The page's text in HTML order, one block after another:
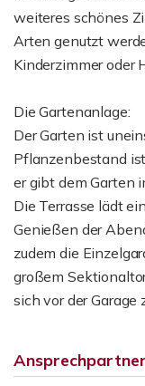
weiteres schönes
Arten genutzt
Kinderzimmer oder
Die Gartenanlage:
Der Garten ist
Pflanzenbestand
er gibt dem Garten
Die Terrasse lädt
Genießen der
zudem die
großem
sich vor der
Ansprechpartner